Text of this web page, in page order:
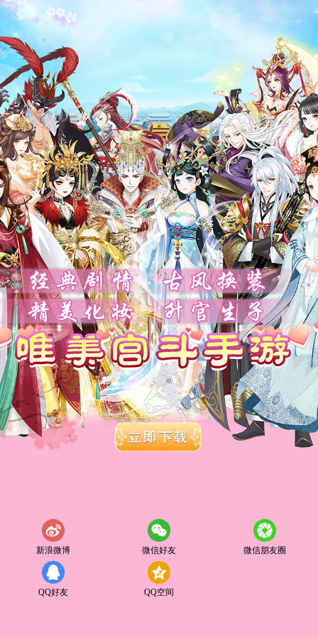
新浪微博 微信好友 微信朋友圈
QQ好友 QQ空间